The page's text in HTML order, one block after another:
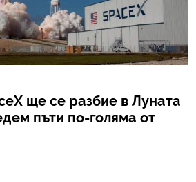
ще се разбие в Луната
пъти по-голяма от